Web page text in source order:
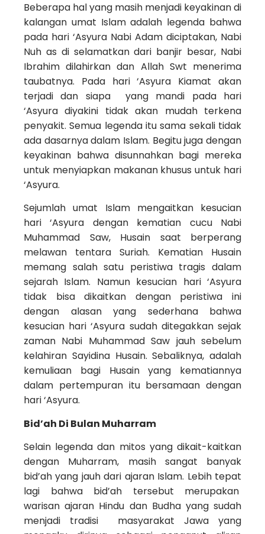
Beberapa hal yang masih menjadi keyakinan di
kalangan umat Islam adalah legenda bahwa
pada hari ‘Asyura Nabi Adam diciptakan, Nabi
Nuh as di selamatkan dari banjir besar, Nabi
Ibrahim dilahirkan dan Allah Swt menerima
taubatnya. Pada hari ‘Asyura Kiamat akan
terjadi dan siapa yang mandi pada hari
‘Asyura diyakini tidak akan mudah terkena
penyakit. Semua legenda itu sama sekali tidak
ada dasarnya dalam Islam. Begitu juga dengan
keyakinan bahwa disunnahkan bagi mereka
untuk menyiapkan makanan khusus untuk hari
‘Asyura.
Sejumlah umat Islam mengaitkan kesucian
hari ‘Asyura dengan kematian cucu Nabi
Muhammad Saw, Husain saat berperang
melawan tentara Suriah. Kematian Husain
memang salah satu peristiwa tragis dalam
sejarah Islam. Namun kesucian hari ‘Asyura
tidak bisa dikaitkan dengan peristiwa ini
dengan alasan yang sederhana bahwa
kesucian hari ‘Asyura sudah ditegakkan sejak
zaman Nabi Muhammad Saw jauh sebelum
kelahiran Sayidina Husain. Sebaliknya, adalah
kemuliaan bagi Husain yang kematiannya
dalam pertempuran itu bersamaan dengan
hari ‘Asyura.
Bid’ah Di Bulan Muharram
Selain legenda dan mitos yang dikait-kaitkan
dengan Muharram, masih sangat banyak
bid’ah yang jauh dari ajaran Islam. Lebih tepat
lagi bahwa bid’ah tersebut merupakan
warisan ajaran Hindu dan Budha yang sudah
menjadi tradisi masyarakat Jawa yang